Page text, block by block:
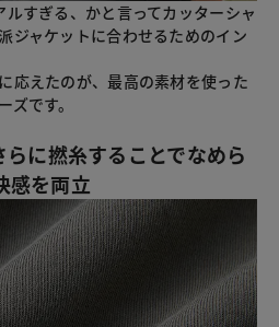
すぎる、かと言ってカッターシャ
ジャケットに合わせるためのイン
応えたのが、最高の素材を使った
です。
に撚糸することでなめら
感を両立